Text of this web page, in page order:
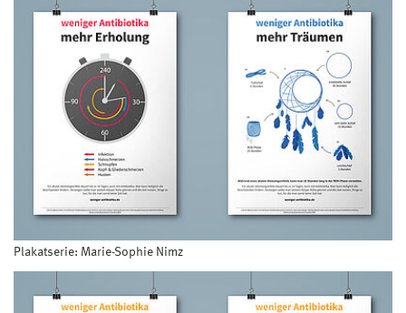
Plakatserie: Marie-Sophie Nimz